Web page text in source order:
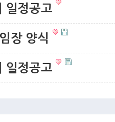
일정공고
장 양식
일정공고